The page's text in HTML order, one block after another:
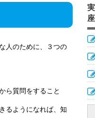
人のために、３つの
ら質問をすること
るようになれば、知